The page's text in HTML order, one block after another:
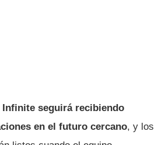
Infinite seguirá recibiendo
en el futuro cercano, y los